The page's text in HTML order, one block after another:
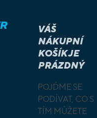
VÁŠ
NÁKUPNÍ
KOŠÍK JE
PRÁZDNÝ
POJĎME SE
PODÍVAT, CO S
TÍM MŮŽETE